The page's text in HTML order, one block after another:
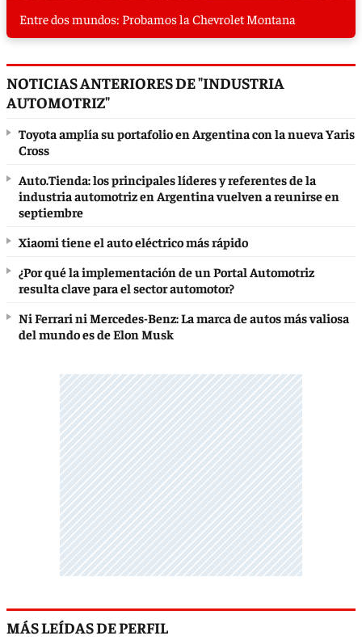
Entre dos mundos: Probamos la Chevrolet Montana
NOTICIAS ANTERIORES DE "INDUSTRIA
AUTOMOTRIZ"
Toyota amplía su portafolio en Argentina con la nueva Yaris
Cross
Auto.Tienda: los principales líderes y referentes de la
industria automotriz en Argentina vuelven a reunirse en
septiembre
Xiaomi tiene el auto eléctrico más rápido
¿Por qué la implementación de un Portal Automotriz
resulta clave para el sector automotor?
Ni Ferrari ni Mercedes-Benz: La marca de autos más valiosa
del mundo es de Elon Musk
MÁS LEÍDAS DE PERFIL